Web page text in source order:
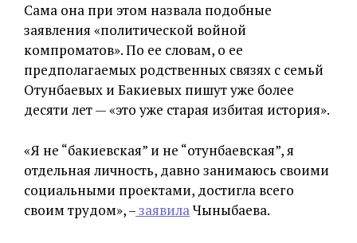
Сама она при этом назвала подобные
заявления «политической войной
компроматов». По ее словам, о ее
предполагаемых родственных связях с семьй
Отунбаевых и Бакиевых пишут уже более
десяти лет — «это уже старая избитая история».
«Я не “бакиевская” и не “отунбаевская”, я
отдельная личность, давно занимаюсь своими
социальными проектами, достигла всего
своим трудом», –заявилаЧыныбаева.